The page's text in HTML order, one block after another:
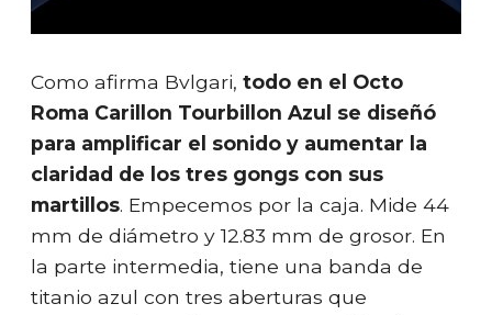
Como afirma Bvlgari, todo en el Octo
Roma Carillon Tourbillon Azul se diseñó
para amplificar el sonido y aumentar la
claridad de los tres gongs con sus
martillos. Empecemos por la caja. Mide 44
mm de diámetro y 12.83 mm de grosor. En
la parte intermedia, tiene una banda de
titanio azul con tres aberturas que